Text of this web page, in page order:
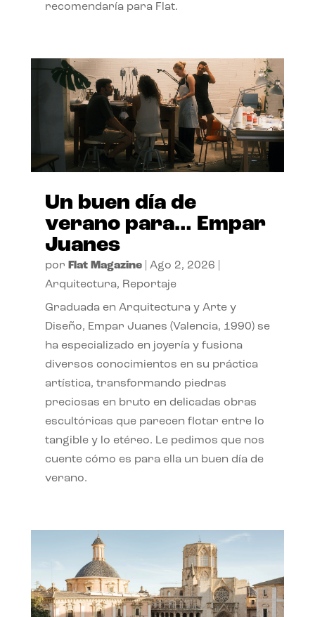
recomendaría para Flat.
Un buen día de
verano para… Empar
Juanes
por Flat Magazine| Ago 2, 2026
Arquitectura, Reportaje
Graduada en Arquitectura y Arte y
Diseño, Empar Juanes (Valencia, 1990) se
ha especializado en joyería y fusiona
diversos conocimientos en su práctica
artística, transformando piedras
preciosas en bruto en delicadas obras
escultóricas que parecen flotar entre lo
tangible y lo etéreo. Le pedimos que nos
cuente cómo es para ella un buen día de
verano.